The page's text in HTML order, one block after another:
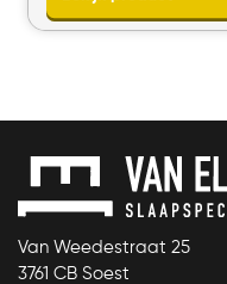
Van Weedestraat 25
3761 CB Soest